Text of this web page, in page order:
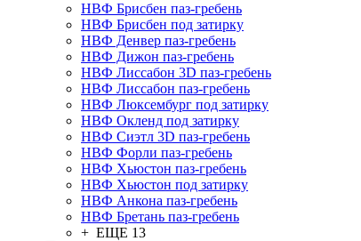
НВФ Брисбен паз-гребень
НВФ Брисбен под затирку
НВФ Денвер паз-гребень
НВФ Дижон паз-гребень
НВФ Лиссабон 3D паз-гребень
НВФ Лиссабон паз-гребень
НВФ Люксембург под затирку
НВФ Окленд под затирку
НВФ Сиэтл 3D паз-гребень
НВФ Форли паз-гребень
НВФ Хьюстон паз-гребень
НВФ Хьюстон под затирку
НВФ Анкона паз-гребень
НВФ Бретань паз-гребень
+ ЕЩЕ 13